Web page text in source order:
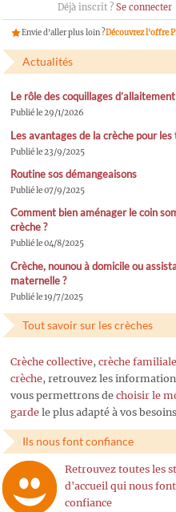
Déjà inscrit ? Se connecter
Envie d'aller plus loin ?Découvrez l'offre
Actualités
Le rôle des coquillages d’allaitement
Publié le 29/1/2026
Les avantages de la crèche pour
Publié le 23/9/2025
Routine sos démangeaisons
Publié le 07/9/2025
Comment bien aménager le coin
crèche ?
Publié le 04/8/2025
Crèche, nounou à domicile ou
maternelle ?
Publié le 19/7/2025
Tout savoir sur les crèches
Crèche collective, crèche familiale
crèche, retrouvez les
vous permettrons de choisir le
garde le plus adapté à vos besoins
Ils nous font confiance
Retrouvez toutes les
d'accueil qui nous font
confiance